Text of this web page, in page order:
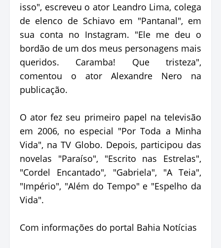
isso", escreveu o ator Leandro Lima, colega
de elenco de Schiavo em "Pantanal", em
sua conta no Instagram. "Ele me deu o
bordão de um dos meus personagens mais
queridos. Caramba! Que tristeza",
comentou o ator Alexandre Nero na
publicação.
O ator fez seu primeiro papel na televisão
em 2006, no especial "Por Toda a Minha
Vida", na TV Globo. Depois, participou das
novelas "Paraíso", "Escrito nas Estrelas",
"Cordel Encantado", "Gabriela", "A Teia",
"Império", "Além do Tempo" e "Espelho da
Vida".
Com informações do portal Bahia Notícias